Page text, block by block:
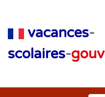
vacances-
scolaires-gouv